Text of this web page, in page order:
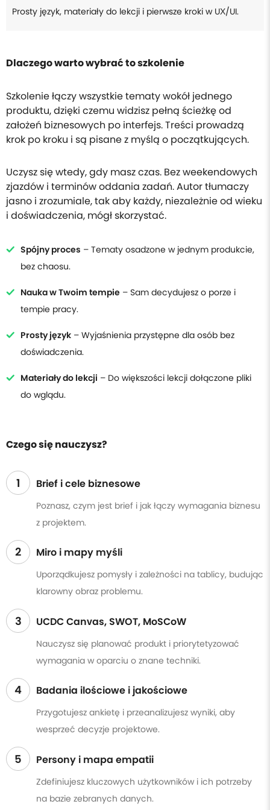
Prosty język, materiały do lekcji i pierwsze kroki w UX/UI.
Dlaczego warto wybrać to szkolenie
Szkolenie łączy wszystkie tematy wokół jednego
produktu, dzięki czemu widzisz pełną ścieżkę od
założeń biznesowych po interfejs. Treści prowadzą
krok po kroku i są pisane z myślą o początkujących.
Uczysz się wtedy, gdy masz czas. Bez weekendowych
zjazdów i terminów oddania zadań. Autor tłumaczy
jasno i zrozumiale, tak aby każdy, niezależnie od wieku
i doświadczenia, mógł skorzystać.
Spójny proces – Tematy osadzone w jednym produkcie,
bez chaosu.
Nauka w Twoim tempie – Sam decydujesz o porze i
tempie pracy.
Prosty język – Wyjaśnienia przystępne dla osób bez
doświadczenia.
Materiały do lekcji – Do większości lekcji dołączone pliki
do wglądu.
Czego się nauczysz?
1 Brief i cele biznesowe
Poznasz, czym jest brief i jak łączy wymagania biznesu
z projektem.
2 Miro i mapy myśli
Uporządkujesz pomysły i zależności na tablicy, budując
klarowny obraz problemu.
3 UCDC Canvas, SWOT, MoSCoW
Nauczysz się planować produkt i priorytetyzować
wymagania w oparciu o znane techniki.
4 Badania ilościowe i jakościowe
Przygotujesz ankietę i przeanalizujesz wyniki, aby
wesprzeć decyzje projektowe.
5 Persony i mapa empatii
Zdefiniujesz kluczowych użytkowników i ich potrzeby
na bazie zebranych danych.